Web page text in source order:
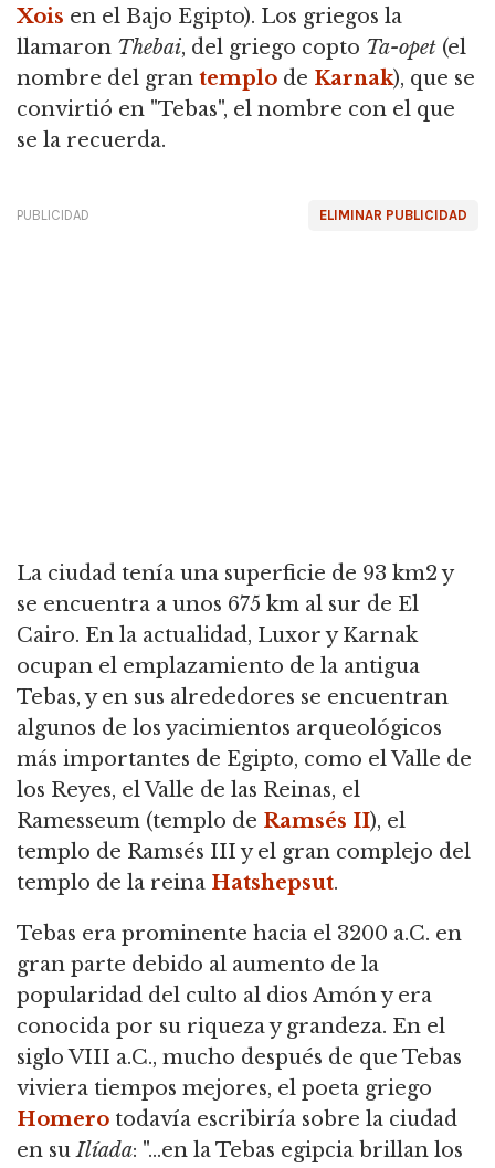
Xois en el Bajo Egipto). Los griegos la
llamaron Thebai, del griego copto Ta-opet (el
nombre del gran templo de Karnak), que se
convirtió en "Tebas", el nombre con el que
se la recuerda.
ELIMINAR PUBLICIDAD
PUBLICIDAD
La ciudad tenía una superficie de 93 km2 y
se encuentra a unos 675 km al sur de El
Cairo. En la actualidad, Luxor y Karnak
ocupan el emplazamiento de la antigua
Tebas, y en sus alrededores se encuentran
algunos de los yacimientos arqueológicos
más importantes de Egipto, como el Valle de
los Reyes, el Valle de las Reinas, el
Ramesseum (templo de Ramsés II), el
templo de Ramsés III y el gran complejo del
templo de la reina Hatshepsut.
Tebas era prominente hacia el 3200 a.C. en
gran parte debido al aumento de la
popularidad del culto al dios Amón y era
conocida por su riqueza y grandeza. En el
siglo VIII a.C., mucho después de que Tebas
viviera tiempos mejores, el poeta griego
Homero todavía escribiría sobre la ciudad
en suIlíada: "...en la Tebas egipcia brillan los